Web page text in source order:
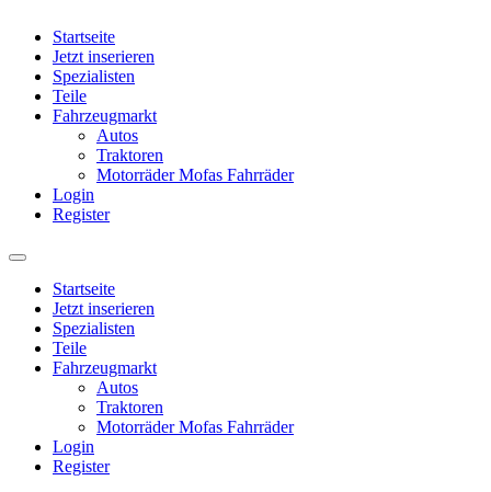
Startseite
Jetzt inserieren
Spezialisten
Teile
Fahrzeugmarkt
Autos
Traktoren
Motorräder Mofas Fahrräder
Login
Register
Startseite
Jetzt inserieren
Spezialisten
Teile
Fahrzeugmarkt
Autos
Traktoren
Motorräder Mofas Fahrräder
Login
Register